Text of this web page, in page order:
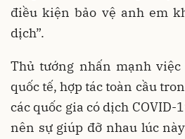
điều kiện bảo vệ anh em
dịch”.
Thủ tướng nhấn mạnh
quốc tế, hợp tác toàn cầu
các quốc gia có dịch COVID-
nên sự giúp đỡ nhau lúc